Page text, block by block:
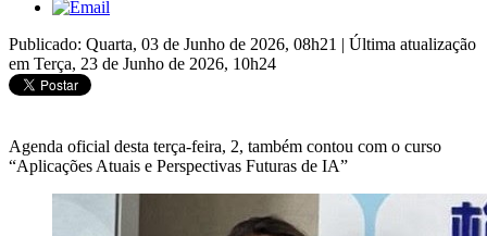
Publicado: Quarta, 03 de Junho de 2026, 08h21 | Última atualização
em Terça, 23 de Junho de 2026, 10h24
Agenda oficial desta terça-feira, 2, também contou com o curso
“Aplicações Atuais e Perspectivas Futuras de IA”